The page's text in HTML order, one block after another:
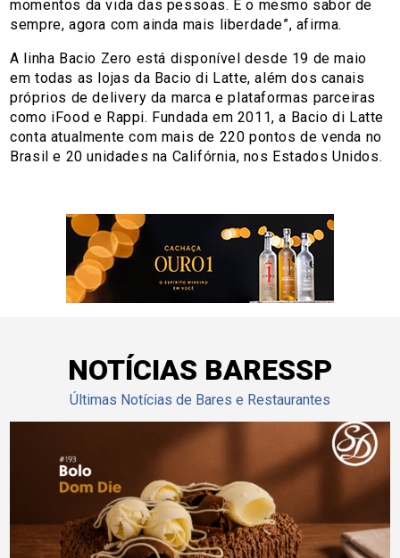
momentos da vida das pessoas. É o mesmo sabor de
sempre, agora com ainda mais liberdade”, afirma.
A linha Bacio Zero está disponível desde 19 de maio
em todas as lojas da Bacio di Latte, além dos canais
próprios de delivery da marca e plataformas parceiras
como iFood e Rappi. Fundada em 2011, a Bacio di Latte
conta atualmente com mais de 220 pontos de venda no
Brasil e 20 unidades na Califórnia, nos Estados Unidos.
NOTÍCIAS BARESSP
Últimas Notícias de Bares e Restaurantes